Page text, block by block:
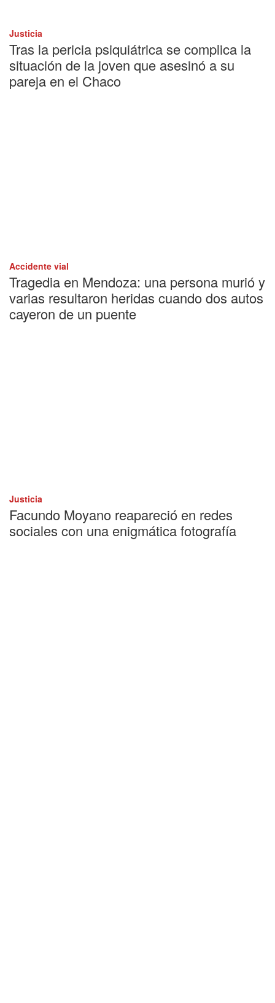
Justicia
Tras la pericia psiquiátrica se complica la
situación de la joven que asesinó a su
pareja en el Chaco
Accidente vial
Tragedia en Mendoza: una persona murió y
varias resultaron heridas cuando dos autos
cayeron de un puente
Justicia
Facundo Moyano reapareció en redes
sociales con una enigmática fotografía